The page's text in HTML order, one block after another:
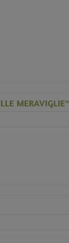
MERAVIGLIE"